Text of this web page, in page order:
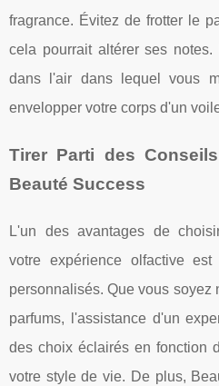
fragrance. Évitez de frotter le
cela pourrait altérer ses
dans l'air dans lequel vous
envelopper votre corps d'un
Tirer Parti des
Beauté Success
L'un des avantages de
votre expérience olfactive
personnalisés. Que vous soyez
parfums, l'assistance d'un
des choix éclairés en fonction
votre style de vie. De plus,